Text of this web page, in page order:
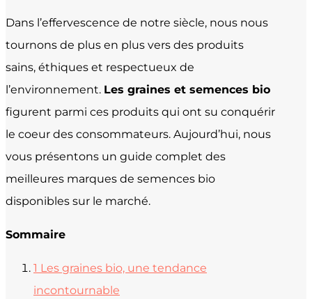
Dans l’effervescence de notre siècle, nous nous
tournons de plus en plus vers des produits
sains, éthiques et respectueux de
l’environnement. Les graines et semences bio
figurent parmi ces produits qui ont su conquérir
le coeur des consommateurs. Aujourd’hui, nous
vous présentons un guide complet des
meilleures marques de semences bio
disponibles sur le marché.
Sommaire
1 Les graines bio, une tendance
incontournable